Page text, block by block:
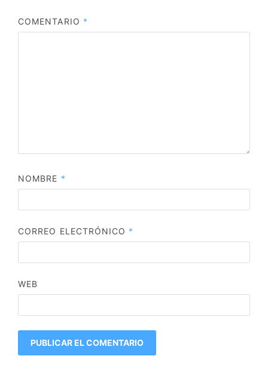
COMENTARIO *
NOMBRE *
CORREO ELECTRÓNICO *
WEB